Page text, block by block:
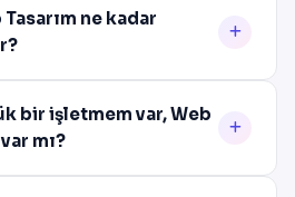
ne kadar
bir işletmem var, Web
mı?